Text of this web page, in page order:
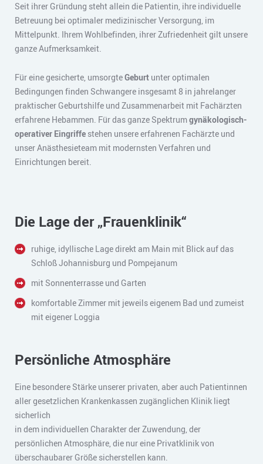
Seit ihrer Gründung steht allein die Patientin, ihre individuelle
Betreuung bei optimaler medizinischer Versorgung, im
Mittelpunkt. Ihrem Wohlbefinden, ihrer Zufriedenheit gilt unsere
ganze Aufmerksamkeit.
Für eine gesicherte, umsorgteGeburt unter optimalen
Bedingungen finden Schwangere insgesamt 8 in jahrelanger
praktischer Geburtshilfe und Zusammenarbeit mit Fachärzten
erfahrene Hebammen. Für das ganze Spektrumgynäkologisch-
operativer Eingriffe stehen unsere erfahrenen Fachärzte und
unser Anästhesieteam mit modernsten Verfahren und
Einrichtungen bereit.
Die Lage der „Frauenklinik“
ruhige, idyllische Lage direkt am Main mit Blick auf das
Schloß Johannisburg und Pompejanum
mit Sonnenterrasse und Garten
komfortable Zimmer mit jeweils eigenem Bad und zumeist
mit eigener Loggia
Persönliche Atmosphäre
Eine besondere Stärke unserer privaten, aber auch Patientinnen
aller gesetzlichen Krankenkassen zugänglichen Klinik liegt
sicherlich
in dem individuellen Charakter der Zuwendung, der
persönlichen Atmosphäre, die nur eine Privatklinik von
überschaubarer Größe sicherstellen kann.